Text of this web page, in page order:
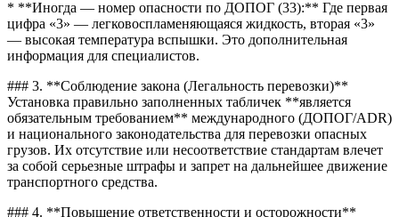
* **Иногда — номер опасности по ДОПОГ (33):** Где первая
цифра «3» — легковоспламеняющаяся жидкость, вторая «3»
— высокая температура вспышки. Это дополнительная
информация для специалистов.
### 3. **Соблюдение закона (Легальность перевозки)**
Установка правильно заполненных табличек **является
обязательным требованием** международного (ДОПОГ/ADR)
и национального законодательства для перевозки опасных
грузов. Их отсутствие или несоответствие стандартам влечет
за собой серьезные штрафы и запрет на дальнейшее движение
транспортного средства.
### 4. **Повышение ответственности и осторожности**